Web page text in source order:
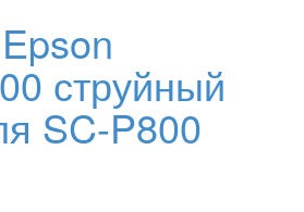
струйный
SC-P800